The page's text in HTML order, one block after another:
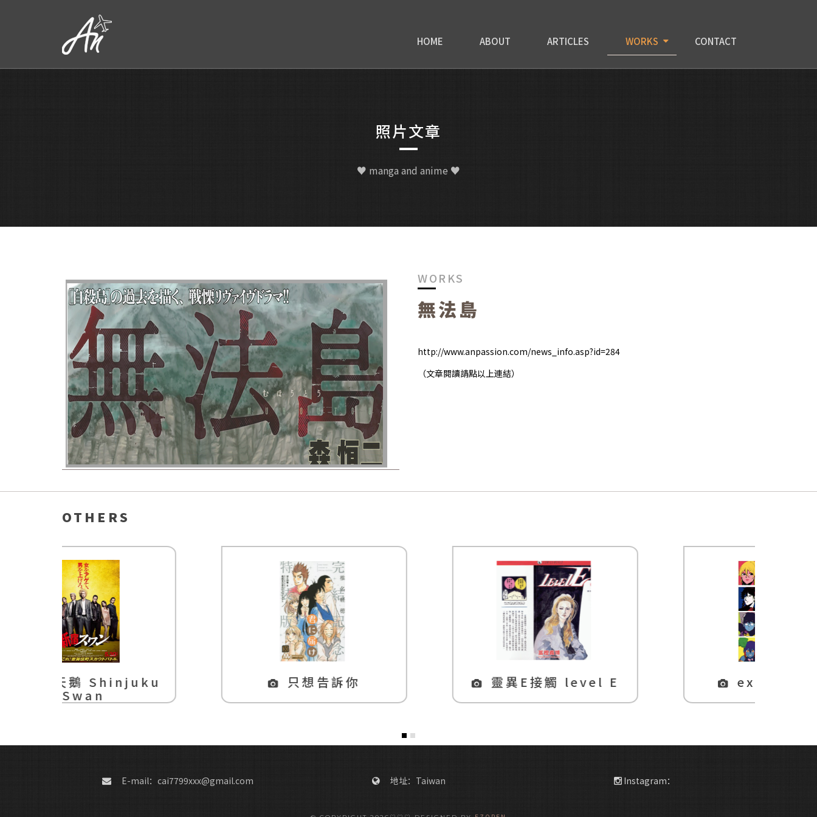
HOME ABOUT ARTICLES WORKS CONTACT
照片文章
♥ manga and anime ♥
WORKS
無法島
http://www.anpassion.com/news_info.asp?id=284
（文章閱讀請點以上連結）
OTHERS
只想告訴你 靈異E接觸 level E expecations
E-mail：cai7799xxx@gmail.com 地址：Taiwan Instagram：